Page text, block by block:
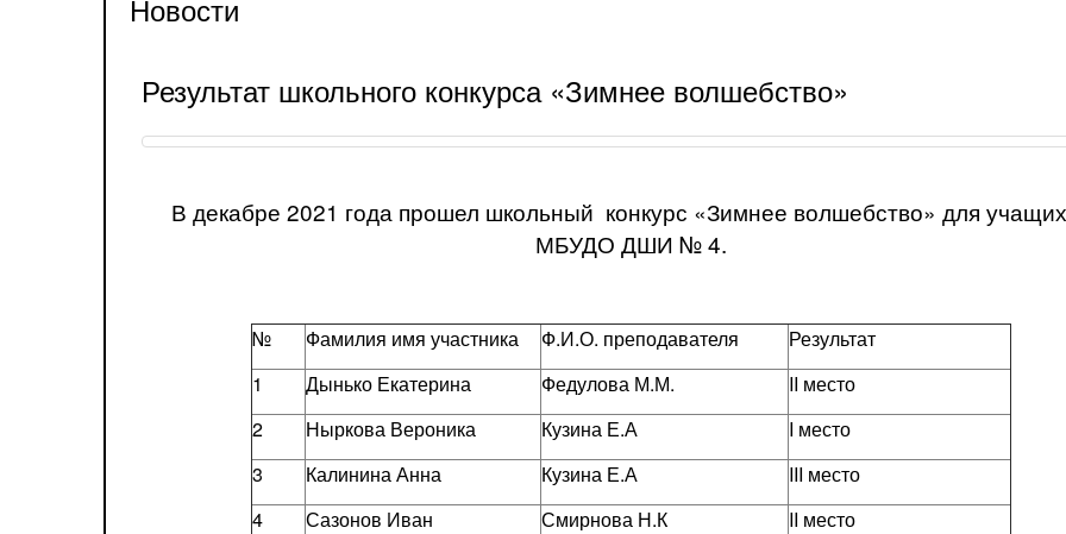
Новости
Результат школьного конкурса «Зимнее волшебство»
В декабре 2021 года прошел школьный конкурс «Зимнее волшебство» для
МБУДО ДШИ № 4.
№ Фамилия имя участника Ф.И.О. преподавателя
Результат
1
Дынько Екатерина Федулова М.М.
II место
2
Ныркова Вероника Кузина Е.А
I место
3
Калинина Анна Кузина Е.А
III место
4
Сазонов Иван Смирнова Н.К II место